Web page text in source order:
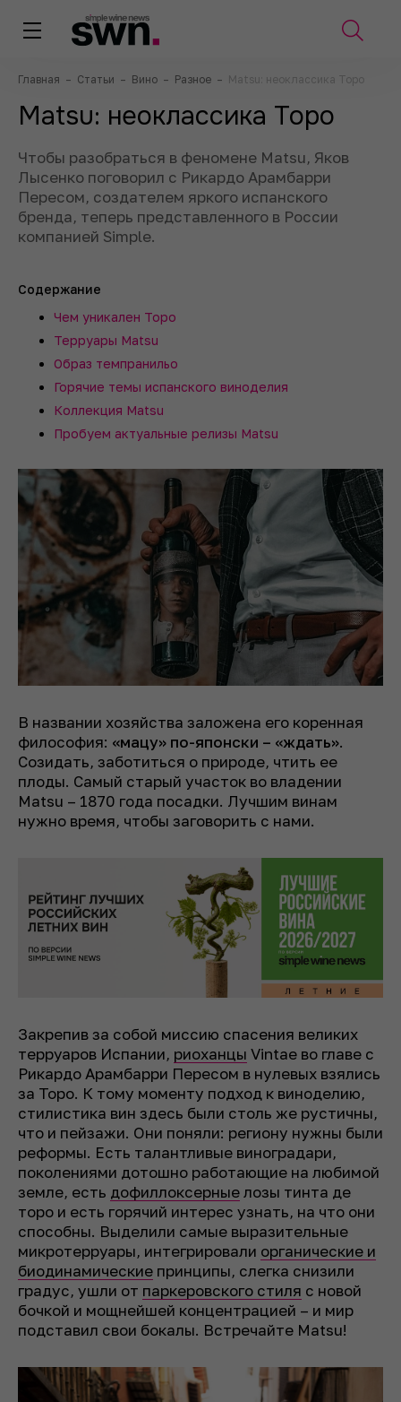
Главная – Статьи – Вино – Разное – Matsu: неоклассика Торо
Matsu: неоклассика Торо
Чтобы разобраться в феномене Matsu, Яков
Лысенко поговорил с Рикардо Арамбарри
Пересом, создателем яркого испанского
бренда, теперь представленного в России
компанией Simple.
Содержание
Чем уникален Торо
Терруары Matsu
Образ темпранильо
Горячие темы испанского виноделия
Коллекция Matsu
Пробуем актуальные релизы Matsu
В названии хозяйства заложена его коренная
философия: «мацу» по-японски – «ждать».
Созидать, заботиться о природе, чтить ее
плоды. Cамый старый участок во владении
Matsu – 1870 года посадки. Лучшим винам
нужно время, чтобы заговорить с нами.
Закрепив за собой миссию спасения великих
терруаров Испании, риоханцы Vintae во главе с
Рикардо Арамбарри Пересом в нулевых взялись
за Торо. К тому моменту подход к виноделию,
стилистика вин здесь были столь же рустичны,
что и пейзажи. Они поняли: региону нужны были
реформы. Есть талантливые виноградари,
поколениями дотошно работающие на любимой
земле, есть дофиллоксерныелозы тинта де
торо и есть горячий интерес узнать, на что они
способны. Выделили самые выразительные
микротерруары, интегрировали органические и
биодинамические принципы, слегка снизили
градус, ушли от паркеровского стиля с новой
бочкой и мощнейшей концентрацией – и мир
подставил свои бокалы. Встречайте Matsu!